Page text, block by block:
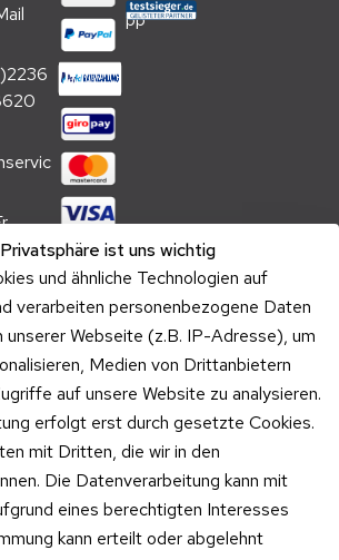
ist uns wichtig
und ähnliche Technologien auf
verarbeiten personenbezogene Daten
unserer Webseite (z.B. IP-Adresse), um
Medien von Drittanbietern
auf unsere Website zu analysieren.
erfolgt erst durch gesetzte Cookies.
mit Dritten, die wir in den
Die Datenverarbeitung kann mit
eines berechtigten Interesses
kann erteilt oder abgelehnt
–
11:00
Uhr
Versa
ndpa
rtner